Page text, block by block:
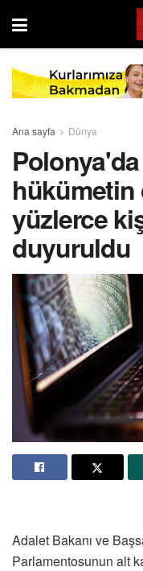
Ana sayfa Dünya
hükümetin
yüzlerce
duyuruldu
Adalet Bakanı ve
Parlamentosunun alt